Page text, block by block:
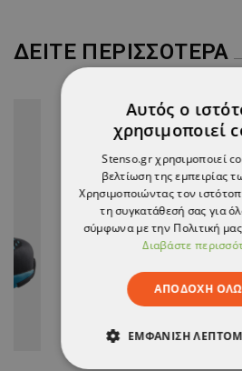
ΔΕΊΤΕ ΠΕΡΙΣΣΌΤΕΡΑ
Αυτός ο
χρησιμοποιεί
Stenso.gr χρησιμοποιεί
βελτίωση της εμπειρίας
Χρησιμοποιώντας τον
τη συγκατάθεσή σας για
σύμφωνα με την Πολιτική
Διαβάστε
ΑΠΟΔΟΧΉ
ΕΜΦΆΝΙΣΗ